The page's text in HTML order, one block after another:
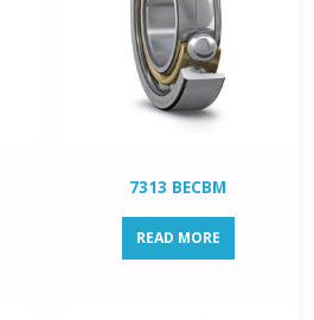
7313 BECBM
READ MORE